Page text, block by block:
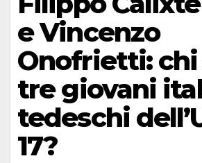
e Vincenzo
Onofrietti: chi
tre giovani
tedeschi
17?